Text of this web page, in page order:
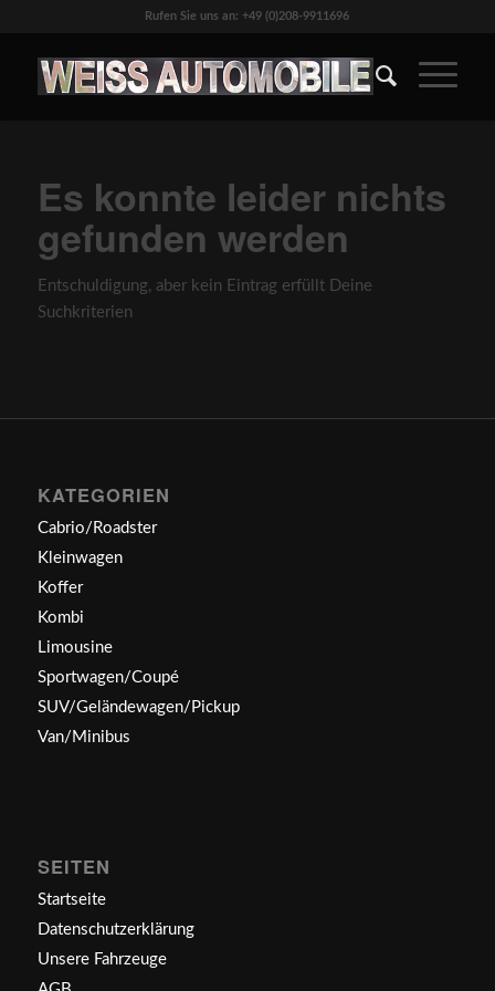
Rufen Sie uns an: +49 (0)208-9911696
Es konnte leider nichts
gefunden werden
Entschuldigung, aber kein Eintrag erfüllt Deine
Suchkriterien
KATEGORIEN
Cabrio/Roadster
Kleinwagen
Koffer
Kombi
Limousine
Sportwagen/Coupé
SUV/Geländewagen/Pickup
Van/Minibus
SEITEN
Startseite
Datenschutzerklärung
Unsere Fahrzeuge